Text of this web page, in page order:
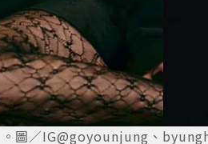
圖／IG@goyounjung、